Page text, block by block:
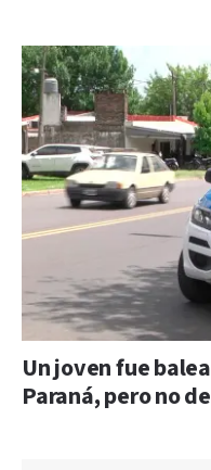
Un joven fue
Paraná, pero no